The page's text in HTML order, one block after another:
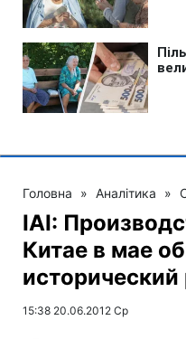
Головна » Аналітика »
IAI:
Китае в мае
исторический
15:38 20.06.2012 Ср